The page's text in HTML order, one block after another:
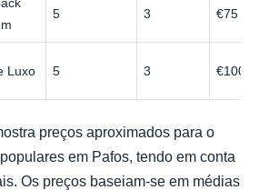
5 3 €75
Luxo 5 3 €100
preços aproximados para o
em Pafos, tendo em conta
Os preços baseiam-se em médias